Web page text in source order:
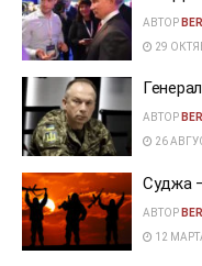
АВТОР
29
АВТОР
26
Суджа
АВТОР
12